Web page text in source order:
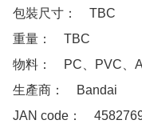
包裝尺寸：　TBC
重量：　TBC
物料：　PC、PVC、
生產商：　Bandai
JAN code：　